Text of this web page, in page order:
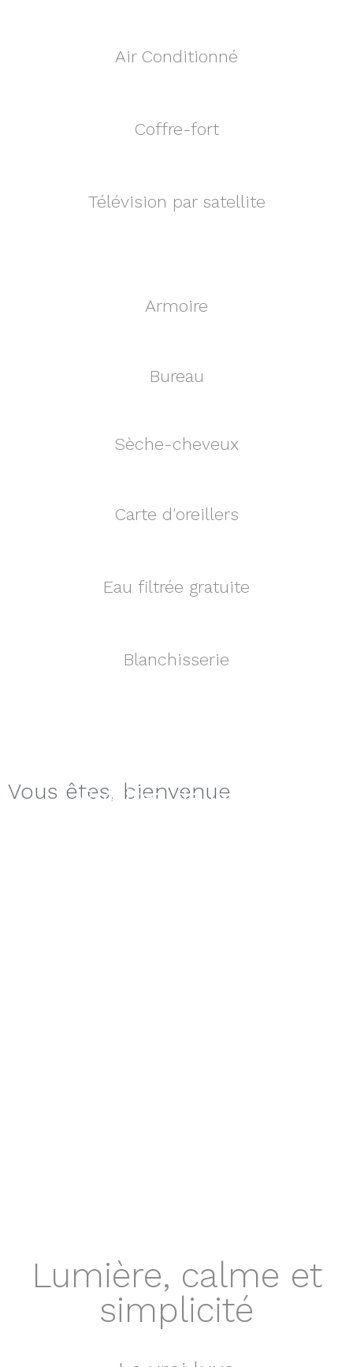
Air Conditionné
Coffre-fort
Télévision par satellite
Armoire
Bureau
Sèche-cheveux
Carte d'oreillers
Eau filtrée gratuite
Blanchisserie
Vous êtes, bienvenue
Profitez de la vue
Lumière, calme et
simplicité